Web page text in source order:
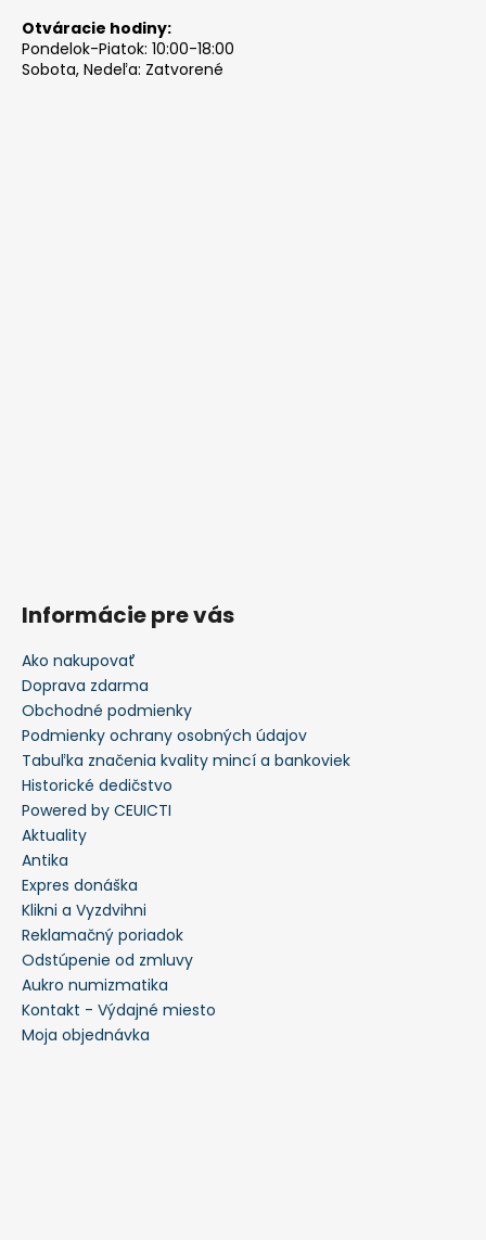
Otváracie hodiny:
Pondelok-Piatok: 10:00-18:00
Sobota, Nedeľa: Zatvorené
Informácie pre vás
Ako nakupovať
Doprava zdarma
Obchodné podmienky
Podmienky ochrany osobných údajov
Tabuľka značenia kvality mincí a bankoviek
Historické dedičstvo
Powered by CEUICTI
Aktuality
Antika
Expres donáška
Klikni a Vyzdvihni
Reklamačný poriadok
Odstúpenie od zmluvy
Aukro numizmatika
Kontakt - Výdajné miesto
Moja objednávka